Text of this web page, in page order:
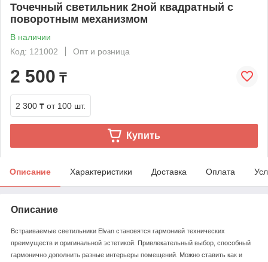
Точечный светильник 2ной квадратный с
поворотным механизмом
В наличии
Код: 121002
Опт и розница
2 500 ₸
2 300 ₸ от 100 шт.
Купить
Описание Характеристики Доставка Оплата
Описание
Встраиваемые светильники Elvan становятся гармонией технических
преимуществ и оригинальной эстетикой. Привлекательный выбор, способный
гармонично дополнить разные интерьеры помещений. Можно ставить как и